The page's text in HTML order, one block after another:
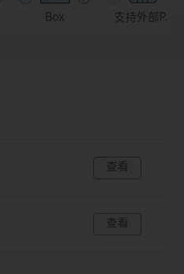
宽带 电视
Box 宽带
支持外部PA
查看
查看